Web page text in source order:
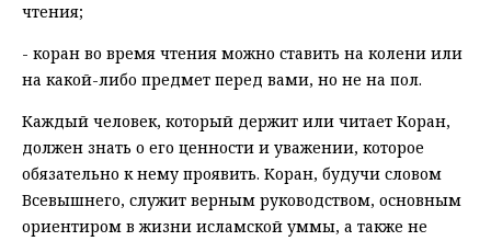
чтения;
- коран во время чтения можно ставить на колени или
на какой-либо предмет перед вами, но не на пол.
Каждый человек, который держит или читает Коран,
должен знать о его ценности и уважении, которое
обязательно к нему проявить. Коран, будучи словом
Всевышнего, служит верным руководством, основным
ориентиром в жизни исламской уммы, а также не